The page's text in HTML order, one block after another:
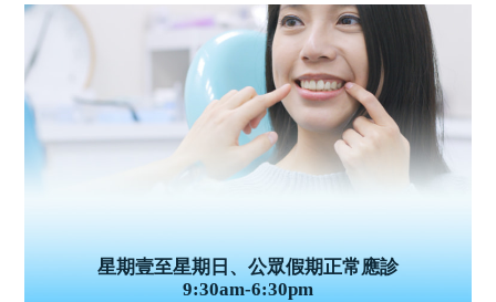
星期壹至星期日、公眾假期正常應診
9:30am-6:30pm